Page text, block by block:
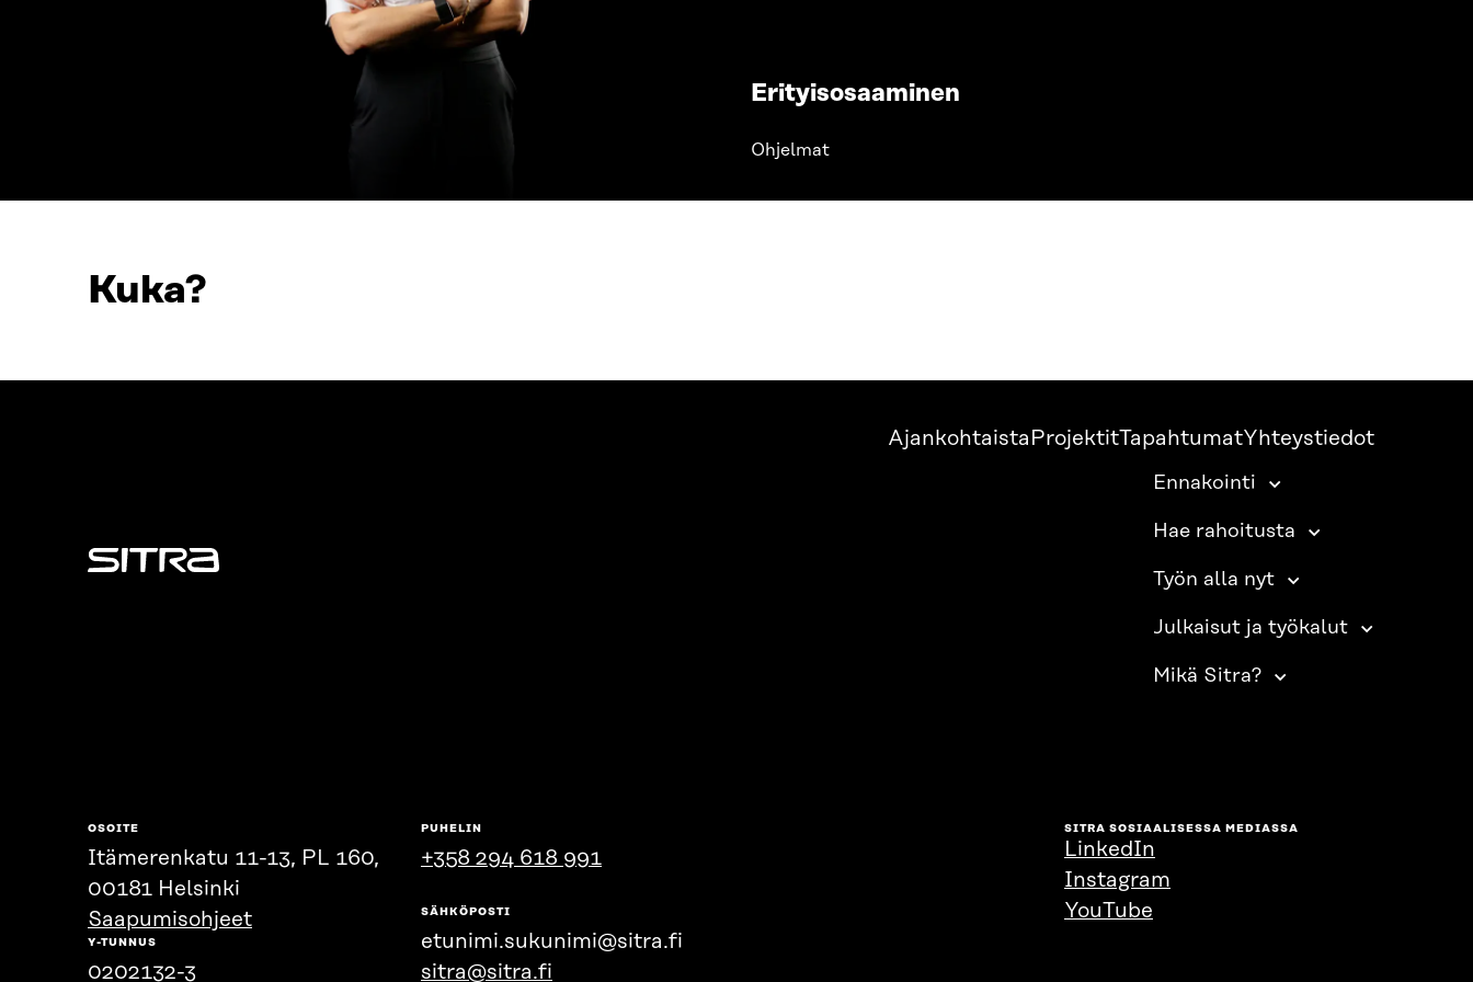
Erityisosaaminen
Ohjelmat
Kuka?
Sitra
Ajankohtaista ProjektitTapahtumatYhteystiedot
Ennakointi
Hae rahoitusta
Työn alla nyt
Julkaisut ja työkalut
Mikä Sitra?
OSOITE
Itämerenkatu 11-13, PL 160,
00181 Helsinki
Saapumisohjeet
Y-TUNNUS
0202132-3
PUHELIN
+358 294 618 991
SÄHKÖPOSTI
etunimi.sukunimi@sitra.fi
sitra@sitra.fi
SITRA SOSIAALISESSA MEDIASSA
LinkedIn
Instagram
YouTube